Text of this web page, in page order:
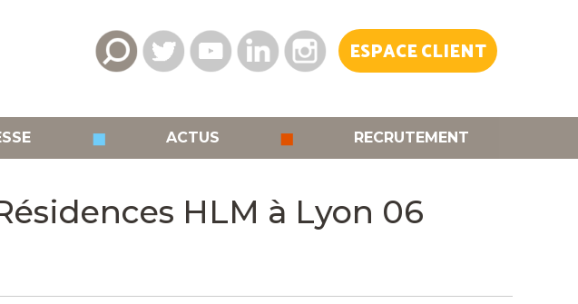
ESPACE CLIENT
◼ ACTUS ◼ RECRUTEMENT
HLM à Lyon 06